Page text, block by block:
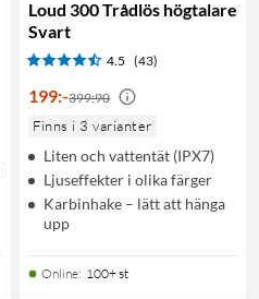
Loud 300 Trådlös högtalare
Svart
4.5 (43)
199:-399:90
Finns i 3 varianter
Liten och vattentät (IPX7)
Ljuseffekter i olika färger
Karbinhake – lätt att hänga
upp
Online: 100+ st